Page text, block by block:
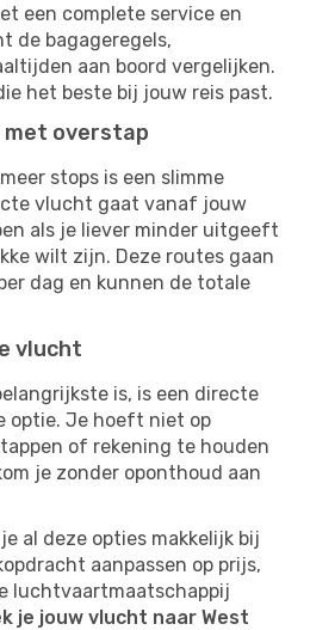
een complete service en
de bagageregels,
aan boord vergelijken.
het beste bij jouw reis past.
met overstap
stops is een slimme
vlucht gaat vanaf jouw
als je liever minder uitgeeft
wilt zijn. Deze routes gaan
dag en kunnen de totale
vlucht
is, is een directe
optie. Je hoeft niet op
of rekening te houden
je zonder oponthoud aan
al deze opties makkelijk bij
aanpassen op prijs,
luchtvaartmaatschappij
je jouw vlucht naar West